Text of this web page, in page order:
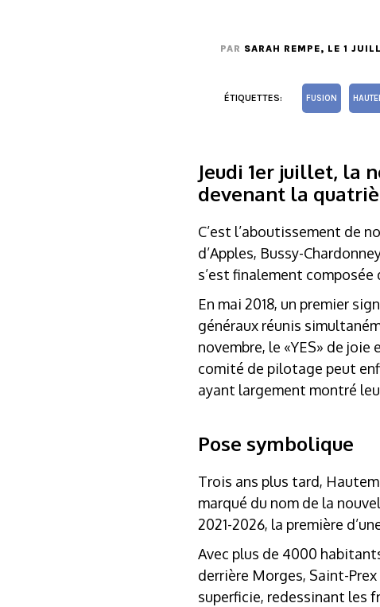
PAR SARAH REMPE, LE 1
ÉTIQUETTES: FUSION
Jeudi 1er juillet, la
devenant la
C’est l’aboutissement de
d’Apples, Bussy-
s’est finalement
En mai 2018, un premier
généraux réunis
novembre, le «YES» de
comité de pilotage peut
ayant largement montré
Pose symbolique
Trois ans plus tard,
marqué du nom de la
2021-2026, la première
Avec plus de 4000
derrière Morges, Saint-
superficie, redessinant les